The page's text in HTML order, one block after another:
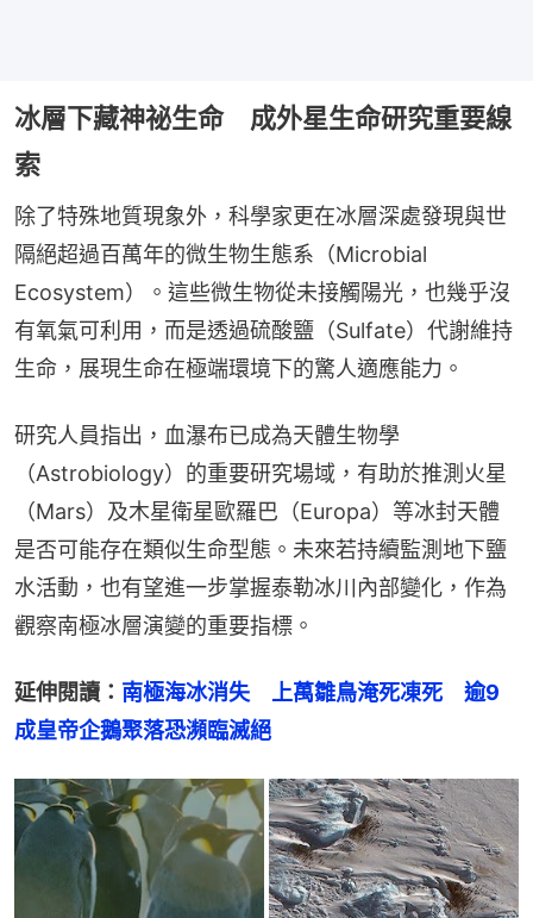
冰層下藏神祕生命 成外星生命研究重要線
索
除了特殊地質現象外，科學家更在冰層深處發現與世
隔絕超過百萬年的微生物生態系（Microbial
Ecosystem）。這些微生物從未接觸陽光，也幾乎沒
有氧氣可利用，而是透過硫酸鹽（Sulfate）代謝維持
生命，展現生命在極端環境下的驚人適應能力。
研究人員指出，血瀑布已成為天體生物學
（Astrobiology）的重要研究場域，有助於推測火星
（Mars）及木星衛星歐羅巴（Europa）等冰封天體
是否可能存在類似生命型態。未來若持續監測地下鹽
水活動，也有望進一步掌握泰勒冰川內部變化，作為
觀察南極冰層演變的重要指標。
延伸閱讀： 南極海冰消失　上萬雛鳥淹死凍死　逾9
成皇帝企鵝聚落恐瀕臨滅絕